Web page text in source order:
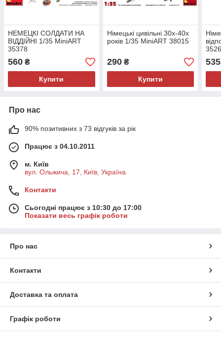
НЕМЕЦКІ СОЛДАТИ НА
ВІДДІЙНІ 1/35 MiniART
35378
560 ₴
Купити
Німецькі цивільні 30х-40х
років 1/35 MiniART 38015
290₴
Купити
535
Про нас
90% позитивних з 73 відгуків за рік
Працює з 04.10.2011
м. Київ
вул. Ольжича, 17, Київ, Україна
Контакти
Сьогодні працює з 10:30 до 17:00
Показати весь графік роботи
Про нас
Контакти
Доставка та оплата
Графік роботи